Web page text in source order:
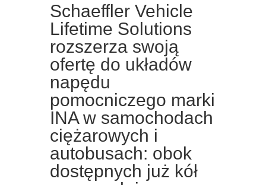
Schaeffler Vehicle
Lifetime Solutions
rozszerza swoją
ofertę do układów
napędu
pomocniczego marki
INA w samochodach
ciężarowych i
autobusach: obok
dostępnych już kół